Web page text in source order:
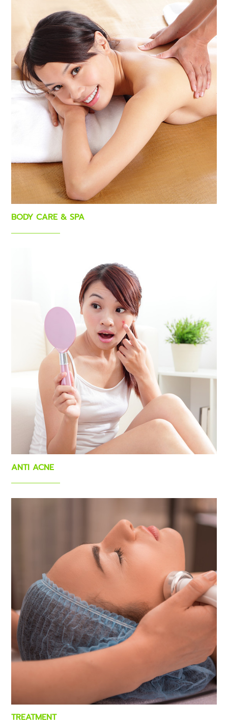
BODY CARE & SPA
ANTI ACNE
TREATMENT